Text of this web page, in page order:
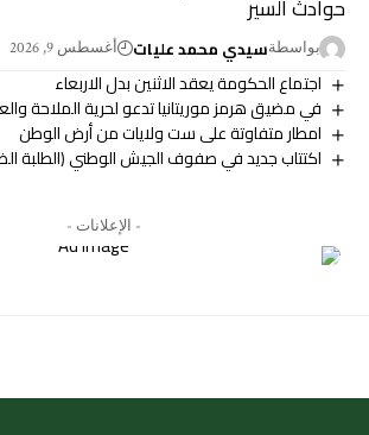
حوادث السير
بواسطةسيدي محمد عليات أغسطس 9, 2026
اجتماع الحكومة يعقد الاثنين بدل الاربعاء
في مضيق هرمز موريتانيا تدعو لحرية الملاحة
امطار متفاوتة على ست ولايات من أرض الوطن
اكتتاب جديد في صفوف الجيش الوطني (الطلبة
- الإعلانات -